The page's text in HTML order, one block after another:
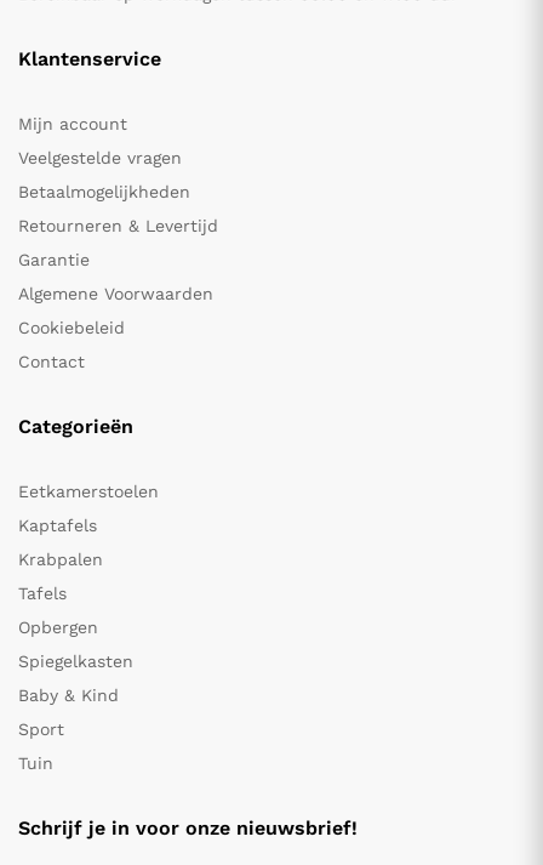
Klantenservice
Mijn account
Veelgestelde vragen
Betaalmogelijkheden
Retourneren & Levertijd
Garantie
Algemene Voorwaarden
Cookiebeleid
Contact
Categorieën
Eetkamerstoelen
Kaptafels
Krabpalen
Tafels
Opbergen
Spiegelkasten
Baby & Kind
Sport
Tuin
Schrijf je in voor onze nieuwsbrief!